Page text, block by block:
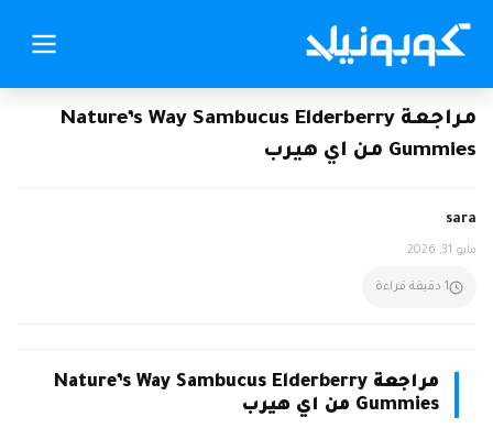
مراجعة Nature’s Way Sambucus Elderberry
Gummies من اي هيرب
sara
مايو 31, 2026
1 دقيقة قراءة
مراجعة Nature’s Way Sambucus Elderberry
Gummies من اي هيرب